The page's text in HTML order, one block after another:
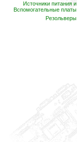
Источники питания и
Вспомогательные платы
Резольверы